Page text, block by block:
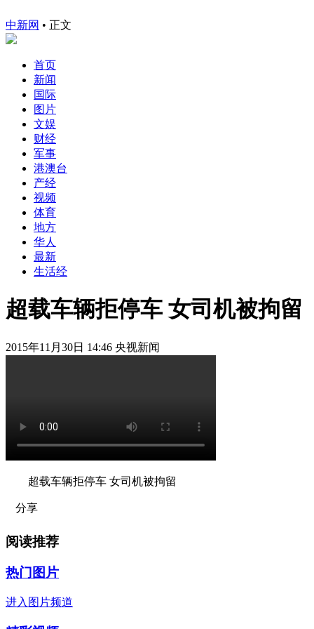
中新网 • 正文
首页
新闻
国际
图片
文娱
财经
军事
港澳台
产经
视频
体育
地方
华人
最新
生活经
超载车辆拒停车 女司机被拘留
2015年11月30日 14:46 央视新闻
超载车辆拒停车 女司机被拘留
分享
阅读推荐
热门图片
进入图片频道